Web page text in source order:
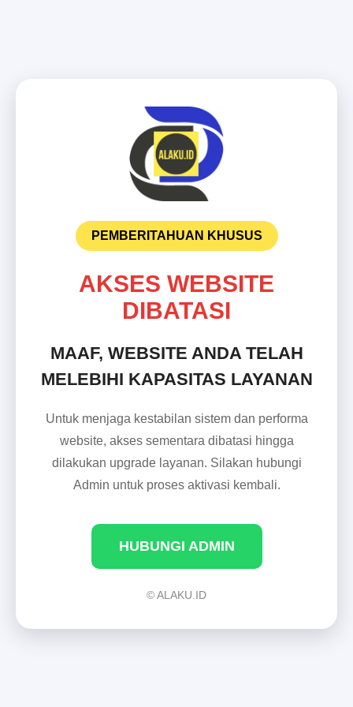
PEMBERITAHUAN KHUSUS
AKSES WEBSITE
DIBATASI
MAAF, WEBSITE ANDA TELAH
MELEBIHI KAPASITAS LAYANAN
Untuk menjaga kestabilan sistem dan performa
website, akses sementara dibatasi hingga
dilakukan upgrade layanan. Silakan hubungi
Admin untuk proses aktivasi kembali.
HUBUNGI ADMIN
© ALAKU.ID